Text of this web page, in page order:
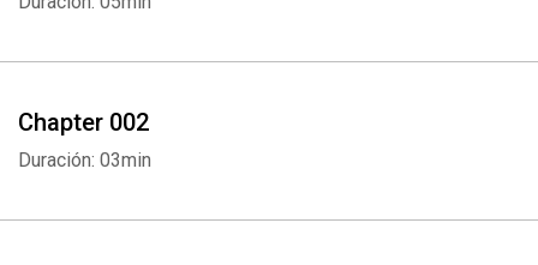
Chapter 002
Duración: 03min